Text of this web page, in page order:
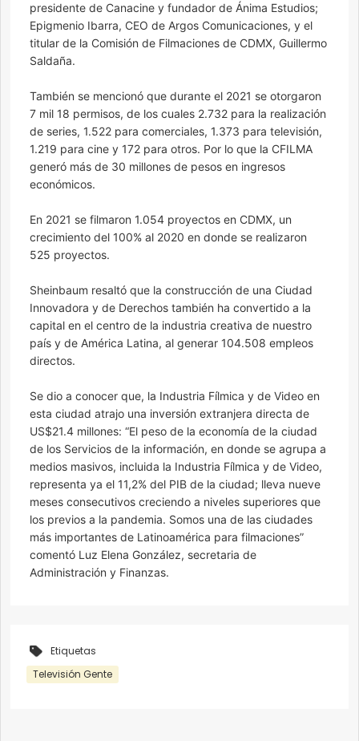
presidente de Canacine y fundador de Ánima Estudios;
Epigmenio Ibarra, CEO de Argos Comunicaciones, y el
titular de la Comisión de Filmaciones de CDMX, Guillermo
Saldaña.
También se mencionó que durante el 2021 se otorgaron
7 mil 18 permisos, de los cuales 2.732 para la realización
de series, 1.522 para comerciales, 1.373 para televisión,
1.219 para cine y 172 para otros. Por lo que la CFILMA
generó más de 30 millones de pesos en ingresos
económicos.
En 2021 se filmaron 1.054 proyectos en CDMX, un
crecimiento del 100% al 2020 en donde se realizaron
525 proyectos.
Sheinbaum resaltó que la construcción de una Ciudad
Innovadora y de Derechos también ha convertido a la
capital en el centro de la industria creativa de nuestro
país y de América Latina, al generar 104.508 empleos
directos.
Se dio a conocer que, la Industria Fílmica y de Video en
esta ciudad atrajo una inversión extranjera directa de
US$21.4 millones: “El peso de la economía de la ciudad
de los Servicios de la información, en donde se agrupa a
medios masivos, incluida la Industria Fílmica y de Video,
representa ya el 11,2% del PIB de la ciudad; lleva nueve
meses consecutivos creciendo a niveles superiores que
los previos a la pandemia. Somos una de las ciudades
más importantes de Latinoamérica para filmaciones”
comentó Luz Elena González, secretaria de
Administración y Finanzas.
Etiquetas
Televisión Gente